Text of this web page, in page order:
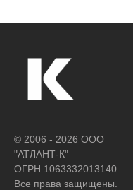
© 2006 - 2026 ООО
"АТЛАНТ-К"
ОГРН 1063332013140
Все права защищены.